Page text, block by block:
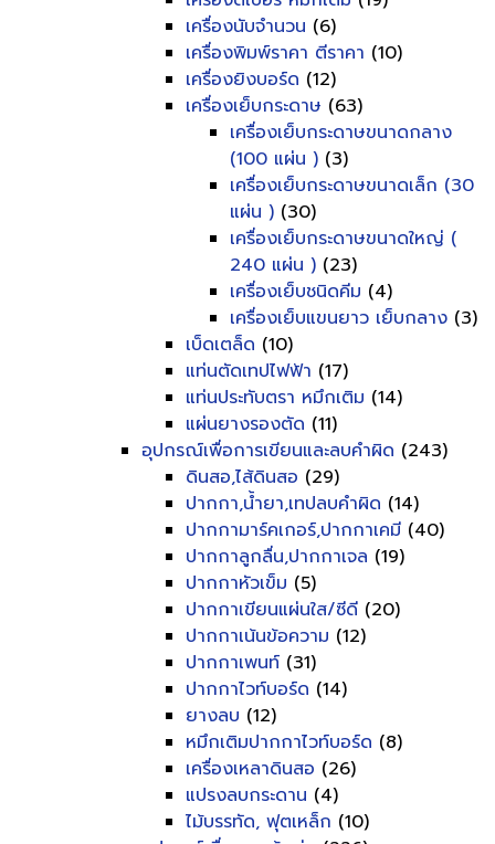
เครื่องนับจำนวน (6)
เครื่องพิมพ์ราคา ตีราคา (10)
เครื่องยิงบอร์ด (12)
เครื่องเย็บกระดาษ (63)
เครื่องเย็บกระดาษขนาดกลาง
(100 แผ่น ) (3)
เครื่องเย็บกระดาษขนาดเล็ก (30
แผ่น ) (30)
เครื่องเย็บกระดาษขนาดใหญ่ (
240 แผ่น ) (23)
เครื่องเย็บชนิดคีม (4)
เครื่องเย็บแขนยาว เย็บกลาง (3)
เบ็ดเตล็ด (10)
แท่นตัดเทปไฟฟ้า (17)
แท่นประทับตรา หมึกเติม (14)
แผ่นยางรองตัด (11)
อุปกรณ์เพื่อการเขียนและลบคำผิด (243)
ดินสอ,ไส้ดินสอ (29)
ปากกา,น้ำยา,เทปลบคำผิด (14)
ปากกามาร์คเกอร์,ปากกาเคมี (40)
ปากกาลูกลื่น,ปากกาเจล (19)
ปากกาหัวเข็ม (5)
ปากกาเขียนแผ่นใส/ซีดี (20)
ปากกาเน้นข้อความ (12)
ปากกาเพนท์ (31)
ปากกาไวท์บอร์ด (14)
ยางลบ (12)
หมึกเติมปากกาไวท์บอร์ด (8)
เครื่องเหลาดินสอ (26)
แปรงลบกระดาน (4)
ไม้บรรทัด, ฟุตเหล็ก (10)